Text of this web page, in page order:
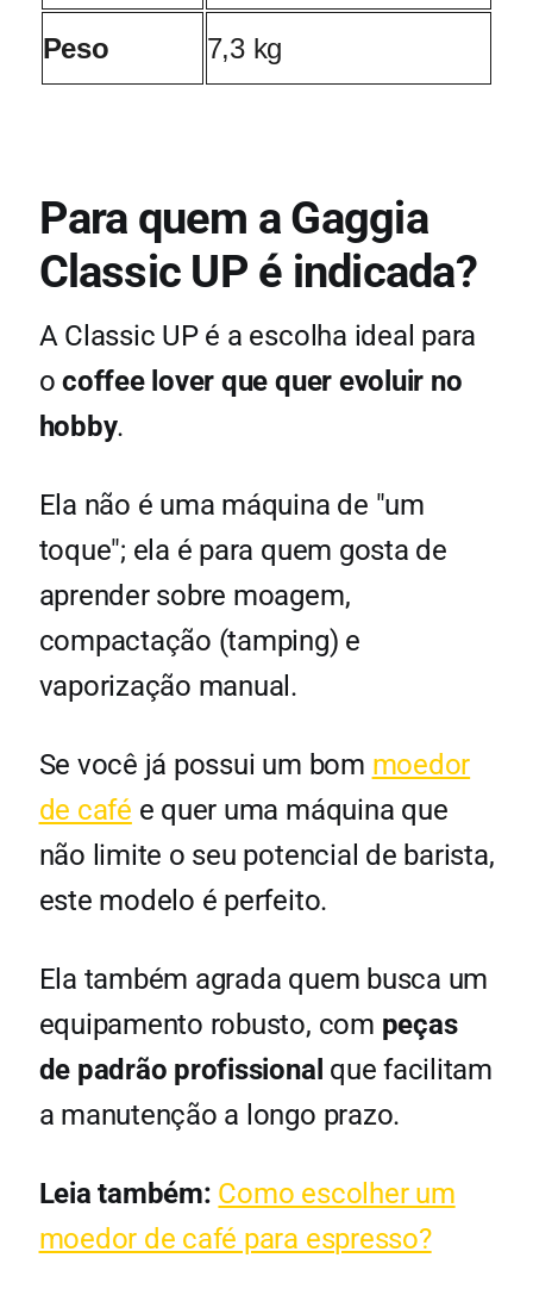
Peso 7,3 kg
Para quem a Gaggia
Classic UP é indicada?
A Classic UP é a escolha ideal para
ocoffee lover que quer evoluir no
hobby.
Ela não é uma máquina de "um
toque"; ela é para quem gosta de
aprender sobre moagem,
compactação (tamping) e
vaporização manual.
Se você já possui um bom moedor
de café e quer uma máquina que
não limite o seu potencial de barista,
este modelo é perfeito.
Ela também agrada quem busca um
equipamento robusto, com peças
de padrão profissional que facilitam
a manutenção a longo prazo.
Leia também: Como escolher um
moedor de café para espresso?